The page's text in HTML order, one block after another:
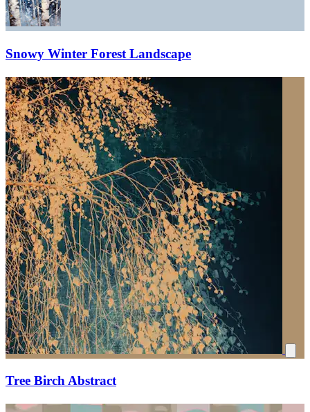
Snowy Winter Forest Landscape
Tree Birch Abstract